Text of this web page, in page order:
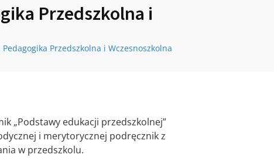
Przedszkolna i
Przedszkolna i Wczesnoszkolna
„Podstawy edukacji przedszkolnej”
i merytorycznej podręcznik z
w przedszkolu.